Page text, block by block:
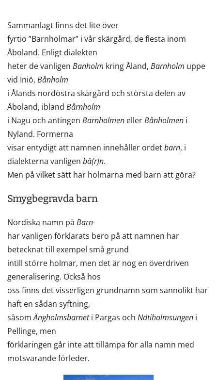
Sammanlagt finns det lite över
fyrtio ”Barnholmar” i vår skärgård, de flesta inom
Åboland. Enligt dialekten
heter de vanligen Banholm kring Åland, Barnholm uppe
vid Iniö, Bånholm
i Ålands nordöstra skärgård och största delen av
Åboland, ibland Bårnholm
i Nagu och antingen Barnholmen ellerBånholmen i
Nyland. Formerna
visar entydigt att namnen innehåller ordetbarn, i
dialekterna vanligen bå(r)n.
Men på vilket sätt har holmarna med barn att göra?
Smygbegravda barn
Nordiska namn på Barn-
har vanligen förklarats bero på att namnen har
betecknat till exempel små grund
intill större holmar, men det är nog en överdriven
generalisering. Också hos
oss finns det visserligen grundnamn som sannolikt har
haft en sådan syftning,
såsomÄngholmsbarneti Pargas och Nätiholmsungen i
Pellinge, men
förklaringen går inte att tillämpa för alla namn med
motsvarande förleder.